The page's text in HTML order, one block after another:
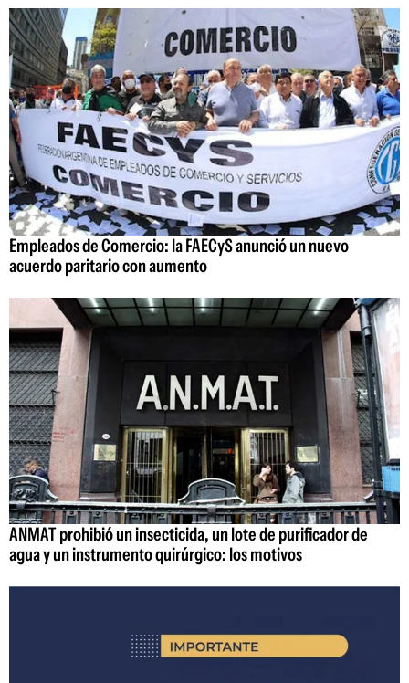
Empleados de Comercio: la FAECyS anunció un nuevo
acuerdo paritario con aumento
ANMAT prohibió un insecticida, un lote de purificador de
agua y un instrumento quirúrgico: los motivos